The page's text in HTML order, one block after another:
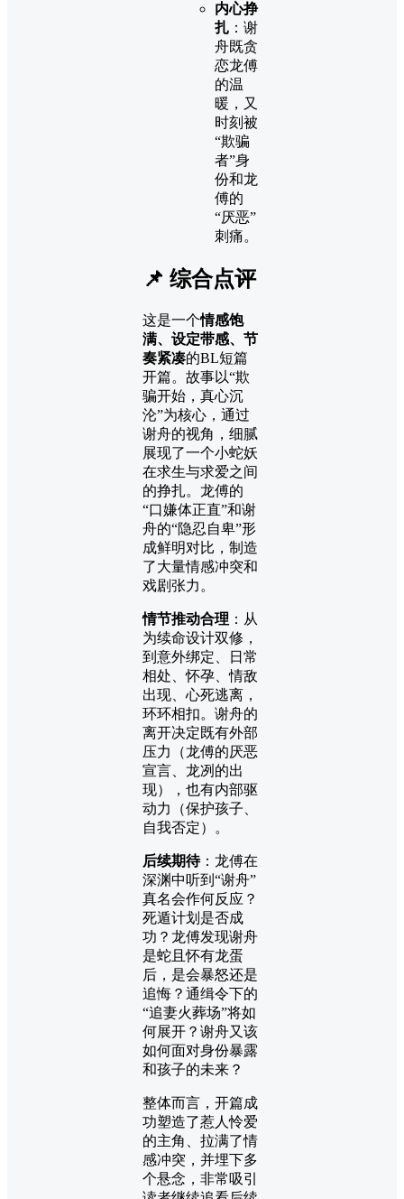
内心挣
扎 ：谢
舟既贪
恋龙傅
的温
暖，又
时刻被
“欺骗
者”身
份和龙
傅的
“厌恶”
刺痛。
📌 综合点评
这是一个情感饱
满、设定带感、节
奏紧凑的BL短篇
开篇。故事以“欺
骗开始，真心沉
沦”为核心，通过
谢舟的视角，细腻
展现了一个小蛇妖
在求生与求爱之间
的挣扎。龙傅的
“口嫌体正直”和谢
舟的“隐忍自卑”形
成鲜明对比，制造
了大量情感冲突和
戏剧张力。
情节推动合理 ：从
为续命设计双修，
到意外绑定、日常
相处、怀孕、情敌
出现、心死逃离，
环环相扣。谢舟的
离开决定既有外部
压力（龙傅的厌恶
宣言、龙冽的出
现），也有内部驱
动力（保护孩子、
自我否定）。
后续期待：龙傅在
深渊中听到“谢舟”
真名会作何反应？
死遁计划是否成
功？龙傅发现谢舟
是蛇且怀有龙蛋
后，是会暴怒还是
追悔？通缉令下的
“追妻火葬场”将如
何展开？谢舟又该
如何面对身份暴露
和孩子的未来？
整体而言，开篇成
功塑造了惹人怜爱
的主角、拉满了情
感冲突，并埋下多
个悬念，非常吸引